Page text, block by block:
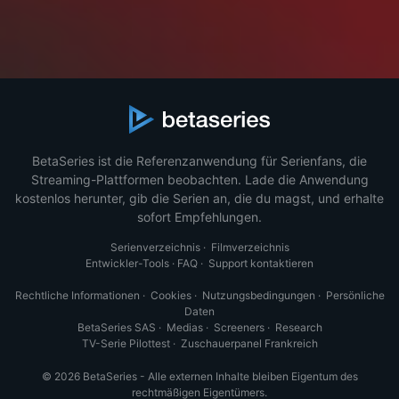
BetaSeries ist die Referenzanwendung für Serienfans, die
Streaming-Plattformen beobachten. Lade die Anwendung
kostenlos herunter, gib die Serien an, die du magst, und erhalte
sofort Empfehlungen.
Serienverzeichnis· Filmverzeichnis
Entwickler-Tools · FAQ · Support kontaktieren
Rechtliche Informationen · Cookies· Nutzungsbedingungen · Persönliche
Daten
BetaSeries SAS · Medias· Screeners· Research
TV-Serie Pilottest· Zuschauerpanel Frankreich
© 2026 BetaSeries - Alle externen Inhalte bleiben Eigentum des
rechtmäßigen Eigentümers.